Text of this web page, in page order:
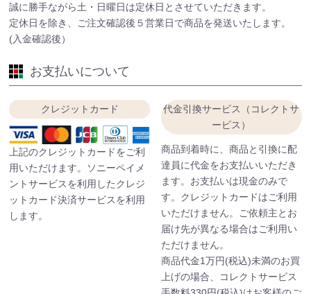
誠に勝手ながら土・日曜日は定休日とさせていただきます。
定休日を除き、ご注文確認後５営業日で商品を発送いたします。
(入金確認後）
お支払いについて
クレジットカード
上記のクレジットカードをご利
用いただけます。ソニーペイメ
ントサービスを利用したクレジ
ットカード決済サービスを利用
します。
代金引換サービス（コレクトサ
ービス）
商品到着時に、商品と引換に配
達員に代金をお支払いいただき
ます。お支払いは現金のみで
す。クレジットカードはご利用
いただけません。ご依頼主とお
届け先が異なる場合はご利用い
ただけません。
商品代金1万円(税込)未満のお買
上げの場合、コレクトサービス